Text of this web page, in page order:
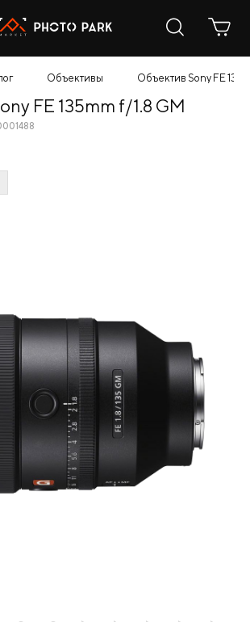
Объективы Объектив Sony FE
FE 135mm f/1.8 GM